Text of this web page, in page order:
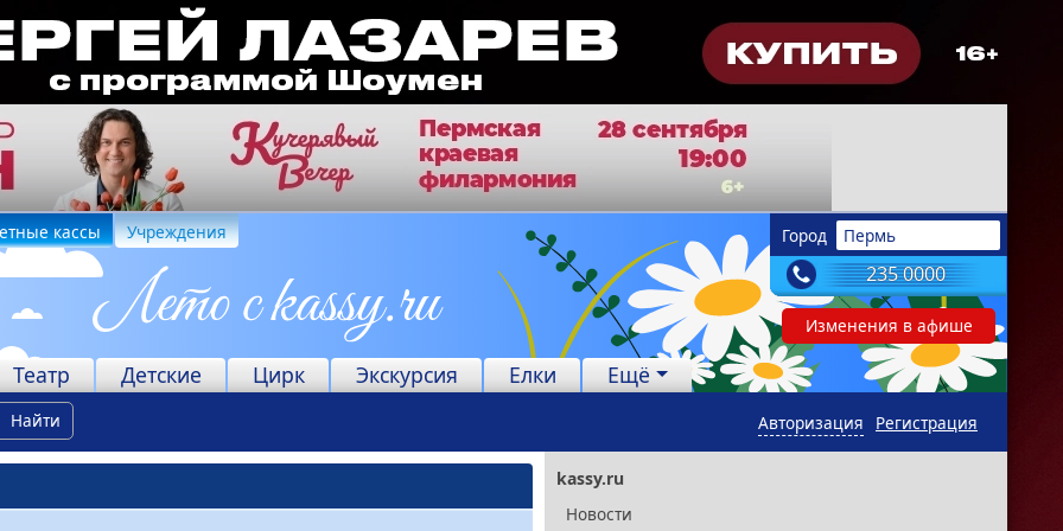
Город Пермь
235 0000
Изменения в афише
кассы Учреждения
Театр Детские Цирк Экскурсия Елки Ещё
Найти Регистрация
Авторизация
kassy.ru
Новости